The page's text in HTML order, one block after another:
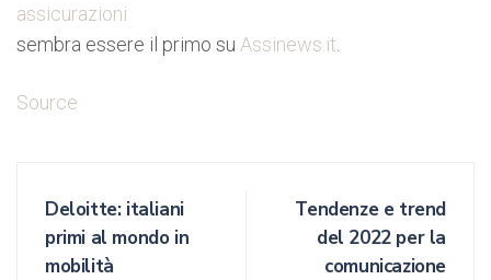
assicurazioni
sembra essere il primo su Assinews.it
Source
Deloitte: italiani
primi al mondo in
mobilità
Tendenze e trend
del 2022 per la
comunicazione